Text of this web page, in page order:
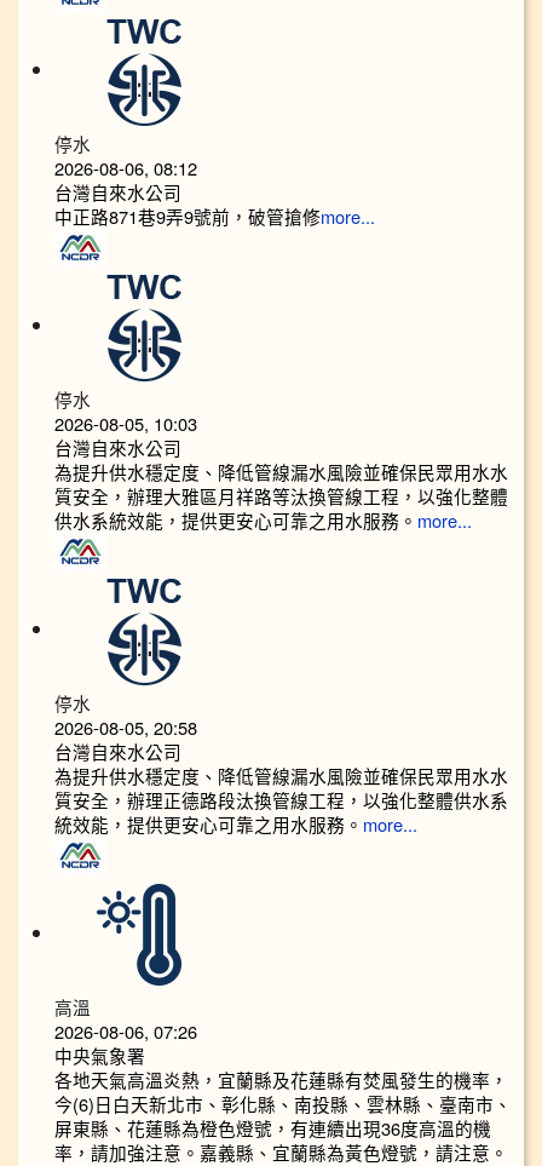
停水
2026-08-06, 08:12
台灣自來水公司
中正路871巷9弄9號前，破管搶修more...
停水
2026-08-05, 10:03
台灣自來水公司
為提升供水穩定度、降低管線漏水風險並確保民眾用水水
質安全，辦理大雅區月祥路等汰換管線工程，以強化整體
供水系統效能，提供更安心可靠之用水服務。 more...
停水
2026-08-05, 20:58
台灣自來水公司
為提升供水穩定度、降低管線漏水風險並確保民眾用水水
質安全，辦理正德路段汰換管線工程，以強化整體供水系
統效能，提供更安心可靠之用水服務。 more...
高溫
2026-08-06, 07:26
中央氣象署
各地天氣高溫炎熱，宜蘭縣及花蓮縣有焚風發生的機率，
今(6)日白天新北市、彰化縣、南投縣、雲林縣、臺南市、
屏東縣、花蓮縣為橙色燈號，有連續出現36度高溫的機
率，請加強注意。嘉義縣、宜蘭縣為黃色燈號，請注意。